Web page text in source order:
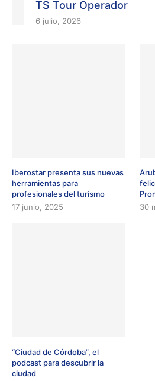
TS Tour Operador
6 julio, 2026
Iberostar presenta sus nuevas
herramientas para
profesionales del turismo
17 junio, 2025
30
“Ciudad de Córdoba”, el
podcast para descubrir la
ciudad